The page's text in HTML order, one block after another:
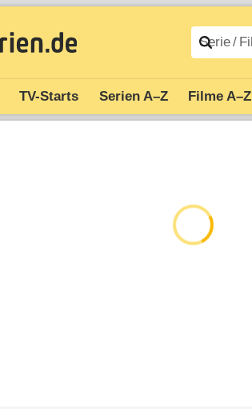
TV-Starts Serien A–Z Filme A–Z